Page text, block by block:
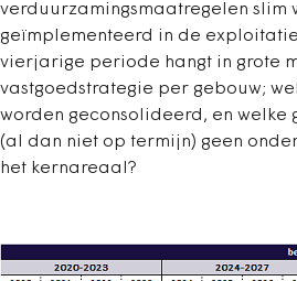
verduurzamingsmaatregelen slim
geïmplementeerd in de
vierjarige periode hangt in grote
vastgoedstrategie per gebouw;
worden geconsolideerd, en welke
(al dan niet op termijn) geen
het kernareaal?